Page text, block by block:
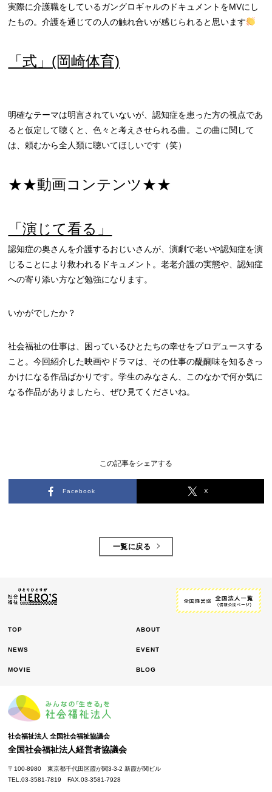
実際に介護職をしているガングロギャルのドキュメントをMVにし
たもの。介護を通じての人の触れ合いが感じられると思います
「式」(岡崎体育)
明確なテーマは明言されていないが、認知症を患った方の視点であ
ると仮定して聴くと、色々と考えさせられる曲。この曲に関して
は、頼むから全人類に聴いてほしいです（笑）
★★動画コンテンツ★★
「演じて看る」
認知症の奥さんを介護するおじいさんが、演劇で老いや認知症を演
じることにより救われるドキュメント。老老介護の実態や、認知症
への寄り添い方など勉強になります。
いかがでしたか？
社会福祉の仕事は、困っているひとたちの幸せをプロデュースする
こと。今回紹介した映画やドラマは、その仕事の醍醐味を知るきっ
かけになる作品ばかりです。学生のみなさん、このなかで何か気に
なる作品がありましたら、ぜひ見てくださいね。
この記事をシェアする
Facebook X
一覧に戻る
TOP ABOUT
NEWS EVENT
MOVIE BLOG
社会福祉法人 全国社会福祉協議会
全国社会福祉法人経営者協議会
〒100-8980東京都千代田区霞が関3-3-2 新霞が関ビル
TEL.03-3581-7819FAX.03-3581-7928